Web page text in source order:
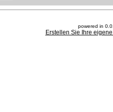
powered in
Erstellen Sie Ihre